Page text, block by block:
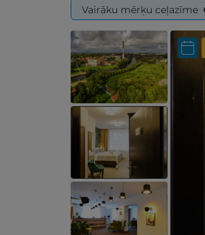
Vairāku mērķu ceļazīme